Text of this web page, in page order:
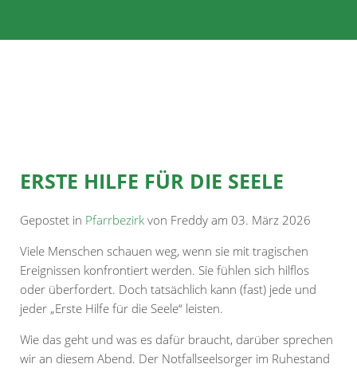
ERSTE HILFE FÜR DIE SEELE
Gepostet in Pfarrbezirk von Freddy am 03. März 2026
Viele Menschen schauen weg, wenn sie mit tragischen
Ereignissen konfrontiert werden. Sie fühlen sich hilflos
oder überfordert. Doch tatsächlich kann (fast) jede und
jeder „Erste Hilfe für die Seele“ leisten.
Wie das geht und was es dafür braucht, darüber sprechen
wir an diesem Abend. Der Notfallseelsorger im Ruhestand